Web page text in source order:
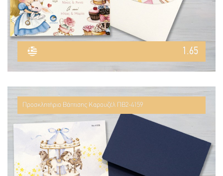
1.65
Προσκλητήριο Βάπτισης Καρουζέλ ΠΒ2-4159